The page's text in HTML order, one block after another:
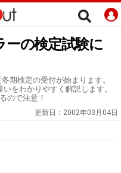
の検定試験に
期検定の受付が始まります。
をわかりやすく解説します。
ので注意！
更新日： 2002年03月04日